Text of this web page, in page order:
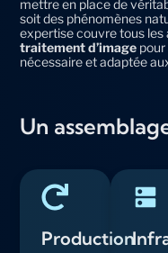
mettre en place de
soit des phénomènes
expertise couvre tous les
traitement d’image
nécessaire et adaptée
Un
Production